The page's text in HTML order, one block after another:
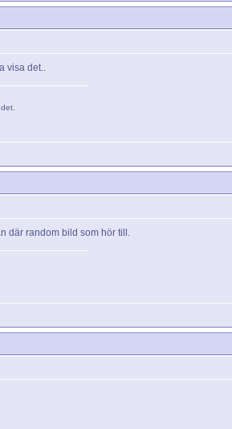
visa det..
där random bild som hör till.